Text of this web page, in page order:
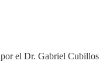
por el Dr. Gabriel Cubillos